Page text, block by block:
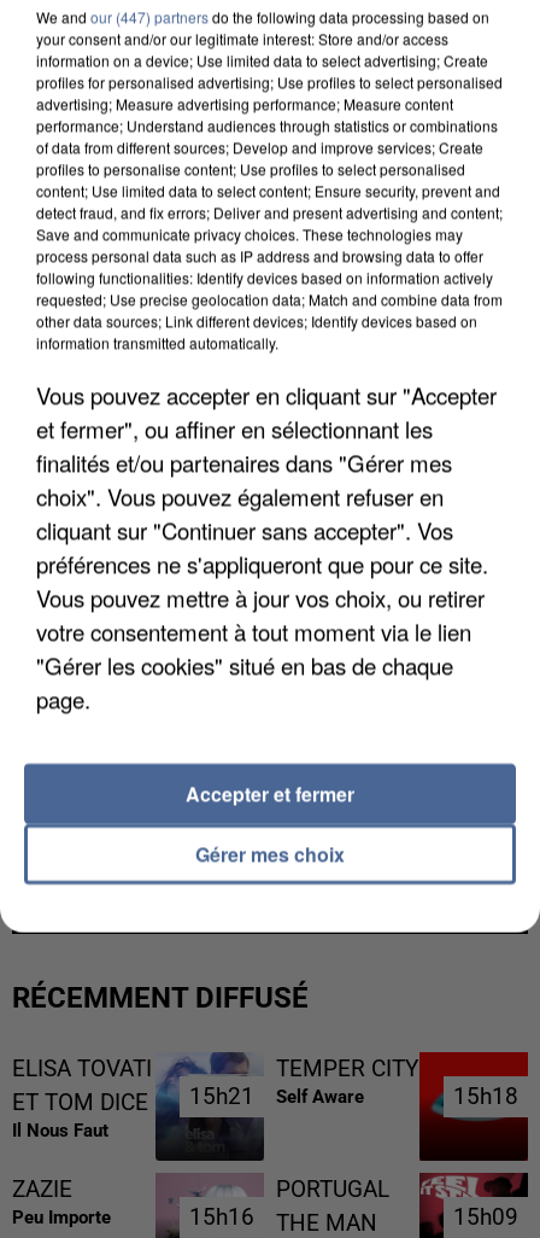
DE FAUNE SAUVAGE SONT...
L’UN DES FONDATEURS SUPPOSÉS DE LA DZ
MAFIA INTERPELLÉ EN ALGÉRIE
RÉCEMMENT DIFFUSÉ
ELISA TOVATI
ET TOM DICE
Il Nous Faut
15h21
15h21
TEMPER CITY
Self Aware 15h18
15h18
ZAZIE
Peu Importe 15h16
15h16
PORTUGAL
THE MAN
15h09
15h09
We and our (447) partnersdo the following data processing based on
your consent and/or our legitimate interest: Store and/or access
information on a device; Use limited data to select advertising; Create
profiles for personalised advertising; Use profiles to select personalised
advertising; Measure advertising performance; Measure content
performance; Understand audiences through statistics or combinations
of data from different sources; Develop and improve services; Create
profiles to personalise content; Use profiles to select personalised
content; Use limited data to select content; Ensure security, prevent and
detect fraud, and fix errors; Deliver and present advertising and content;
Save and communicate privacy choices. These technologies may
process personal data such as IP address and browsing data to offer
following functionalities: Identify devices based on information actively
requested; Use precise geolocation data; Match and combine data from
other data sources; Link different devices; Identify devices based on
information transmitted automatically.
Vous pouvez accepter en cliquant sur "Accepter
et fermer", ou affiner en sélectionnant les
finalités et/ou partenaires dans "Gérer mes
choix". Vous pouvez également refuser en
cliquant sur "Continuer sans accepter". Vos
préférences ne s'appliqueront que pour ce site.
Vous pouvez mettre à jour vos choix, ou retirer
votre consentement à tout moment via le lien
"Gérer les cookies" situé en bas de chaque
page.
Gérer mes choix
Accepter et fermer